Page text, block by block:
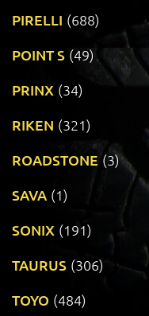
PIRELLI (688)
POINT S (49)
PRINX (34)
RIKEN (321)
ROADSTONE (3)
SAVA (1)
SONIX (191)
TAURUS (306)
TOYO (484)